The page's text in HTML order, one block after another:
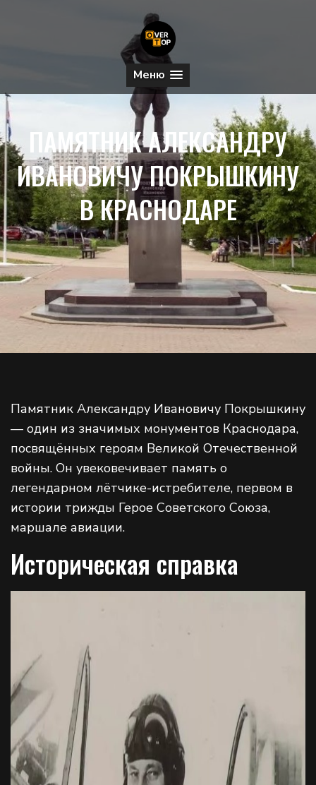
Меню
ПАМЯТНИК АЛЕКСАНДРУ
ИВАНОВИЧУ ПОКРЫШКИНУ
В КРАСНОДАРЕ
Памятник Александру Ивановичу Покрышкину
— один из значимых монументов Краснодара,
посвящённых героям Великой Отечественной
войны. Он увековечивает память о
легендарном лётчике-истребителе, первом в
истории трижды Герое Советского Союза,
маршале авиации.
Историческая справка